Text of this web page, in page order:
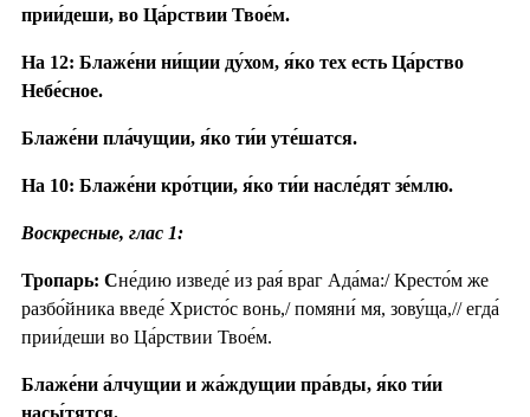
прии́деши, во Ца́рствии Твое́м.
На 12: Блаже́ни ни́щии ду́хом, я́ко тех есть Ца́рство
Небе́сное.
Блаже́ни пла́чущии, я́ко ти́и уте́шатся.
На 10: Блаже́ни кро́тции, я́ко ти́и насле́дят зе́млю.
Воскресные, глас 1:
Тропарь: Сне́дию изведе́ из рая́ враг Ада́ма:/ Кресто́м же
разбо́йника введе́ Христо́с вонь,/ помяни́ мя, зову́ща,// егда́
прии́деши во Ца́рствии Твое́м.
Блаже́ни а́лчущии и жа́ждущии пра́вды, я́ко ти́и
насы́тятся.